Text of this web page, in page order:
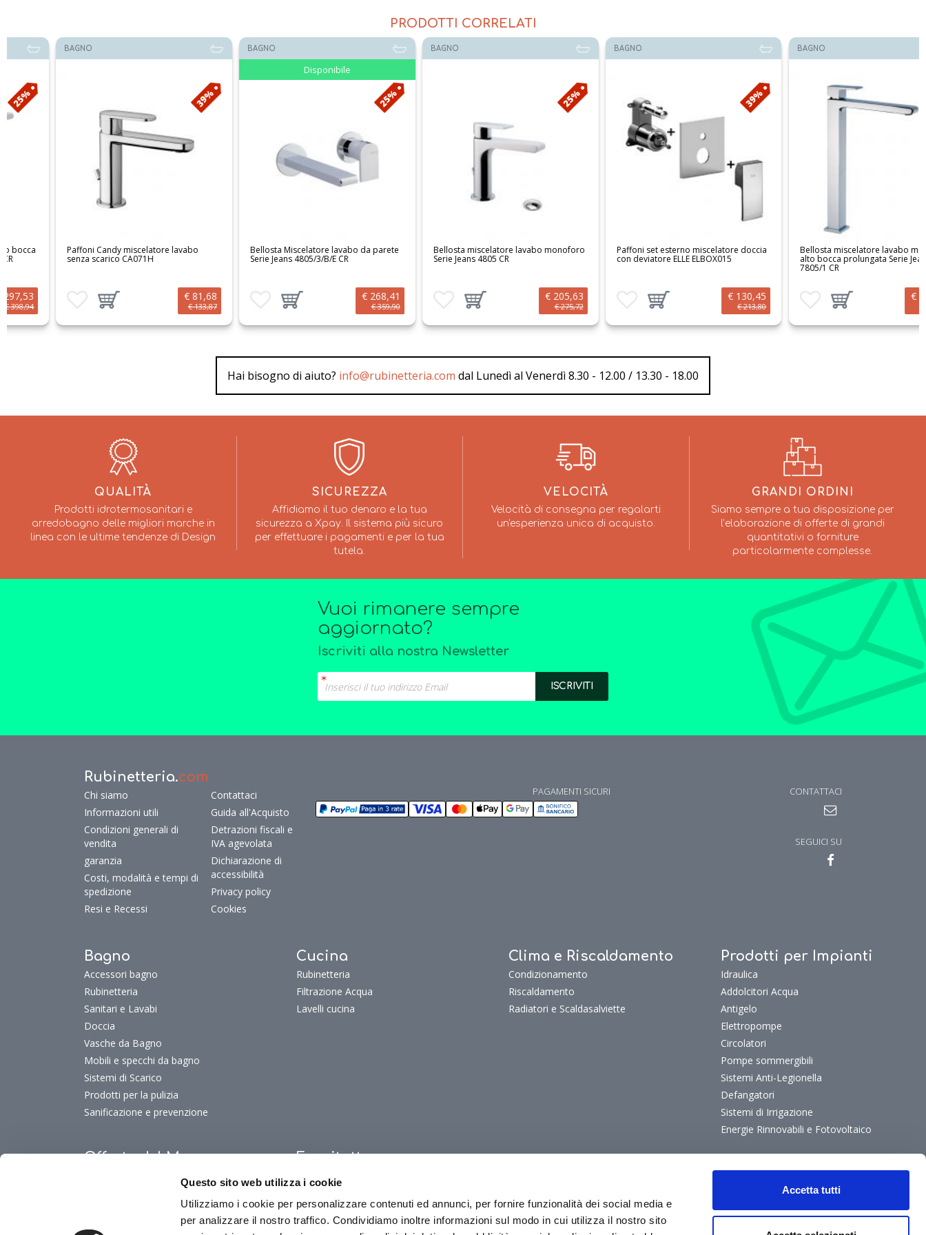
Questo sito web utilizza i cookie
Utilizziamo i cookie per personalizzare contenuti ed annunci, per fornire funzionalità dei social media e
per analizzare il nostro traffico. Condividiamo inoltre informazioni sul modo in cui utilizza il nostro sito
Accetta tutti
PRODOTTI CORRELATI
BAGNO
Paffoni Candy miscelatore lavabo
senza scarico CA071H
Aggiungi ai preferiti
Aggiungi prodotto al carrello
BAGNO
Bellosta Miscelatore lavabo da parete
Serie Jeans 4805/3/B/E CR
Aggiungi ai preferiti
Aggiungi prodotto al carrello
BAGNO
Bellosta miscelatore lavabo monoforo
Serie Jeans 4805 CR
Aggiungi ai preferiti
Aggiungi prodotto al carrello
BAGNO
Paffoni set esterno miscelatore doccia
con deviatore ELLE ELBOX015
Aggiungi ai preferiti
Aggiungi prodotto al carrello
BAGNO
25%
Bellosta miscelatore lavabo monoforo
alto bocca prolungata Serie Jeans
Aggiungi ai preferiti
Aggiungi prodotto al carrello
Hai bisogno di aiuto? info@rubinetteria.com dal Lunedì al Venerdì 8.30 - 12.00 / 13.30 - 18.00
QUALITÀ
Prodotti idrotermosanitari e
arredobagno delle migliori marche in
linea con le ultime tendenze di Design
SICUREZZA
Affidiamo il tuo denaro e la tua
sicurezza a Xpay. Il sistema più sicuro
per effettuare i pagamenti e per la tua
tutela.
VELOCITÀ
Velocità di consegna per regalarti
un'esperienza unica di acquisto.
GRANDI ORDINI
Siamo sempre a tua disposizione per
l’elaborazione di offerte di grandi
quantitativi o forniture
particolarmente complesse.
Vuoi rimanere sempre
aggiornato?
Iscriviti alla nostra Newsletter
Rubinetteria.com
Chi siamo
Informazioni utili
Condizioni generali di
vendita
garanzia
Costi, modalità e tempi di
spedizione
Resi e Recessi
Contattaci
Guida all'Acquisto
Detrazioni fiscali e
IVA agevolata
Dichiarazione di
accessibilità
Privacy policy
Cookies
PAGAMENTI SICURI CONTATTACI
SEGUICI SU
Bagno
Accessori bagno
Rubinetteria
Sanitari e Lavabi
Doccia
Vasche da Bagno
Mobili e specchi da bagno
Sistemi di Scarico
Prodotti per la pulizia
Sanificazione e prevenzione
Cucina
Rubinetteria
Filtrazione Acqua
Lavelli cucina
Clima e Riscaldamento
Condizionamento
Riscaldamento
Radiatori e Scaldasalviette
Prodotti per Impianti
Idraulica
Addolcitori Acqua
Antigelo
Elettropompe
Circolatori
Pompe sommergibili
Sistemi Anti-Legionella
Defangatori
Sistemi di Irrigazione
Energie Rinnovabili e Fotovoltaico
Offerte del Mese Fuoritutto
Fuoritutto
FuoriTutto Cucina
FuoriTutto Clima e riscaldamento